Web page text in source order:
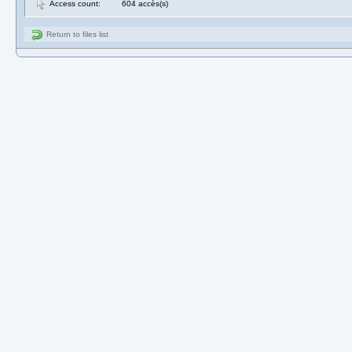
Access count:
604 accès(s)
Return to files list